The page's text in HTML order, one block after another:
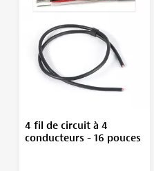
4 fil de circuit à 4
conducteurs - 16 pouces